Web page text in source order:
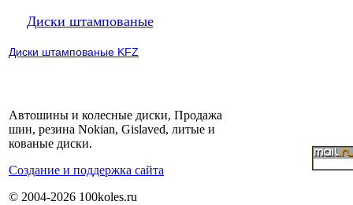
Диски штампованые
Диски штампованые KFZ
Автошины и колесные диски, Продажа
шин, резина Nokian, Gislaved, литые и
кованые диски.
Cоздание и поддержка сайта
© 2004-2026 100koles.ru